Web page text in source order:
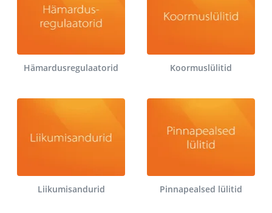
Hämardusregulaatorid Koormuslülitid
Liikumisandurid Pinnapealsed lülitid